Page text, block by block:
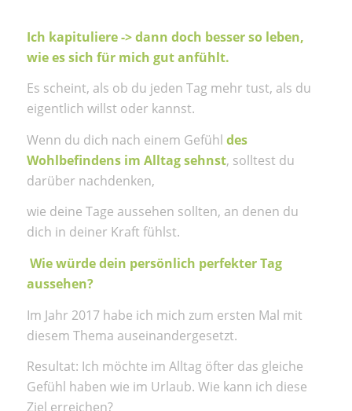
Ich kapituliere -> dann doch besser so leben,
wie es sich für mich gut anfühlt.
Es scheint, als ob du jeden Tag mehr tust, als du
eigentlich willst oder kannst.
Wenn du dich nach einem Gefühl des
Wohlbefindens im Alltag sehnst, solltest du
darüber nachdenken,
wie deine Tage aussehen sollten, an denen du
dich in deiner Kraft fühlst.
Wie würde dein persönlich perfekter Tag
aussehen?
Im Jahr 2017 habe ich mich zum ersten Mal mit
diesem Thema auseinandergesetzt.
Resultat: Ich möchte im Alltag öfter das gleiche
Gefühl haben wie im Urlaub. Wie kann ich diese
Ziel erreichen?